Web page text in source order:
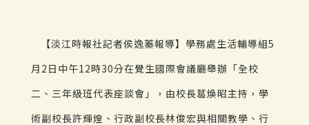
【淡江時報社記者侯逸蓁報導】學務處生活輔導組5
月2日中午12時30分在覺生國際會議廳舉辦「全校
二、三年級班代表座談會」，由校長葛煥昭主持，學
術副校長許輝煌、行政副校長林俊宏與相關教學、行